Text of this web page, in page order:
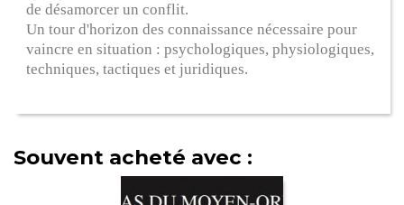
de désamorcer un conflit.
Un tour d'horizon des connaissance nécessaire pour
vaincre en situation : psychologiques, physiologiques,
techniques, tactiques et juridiques.
Souvent acheté avec :